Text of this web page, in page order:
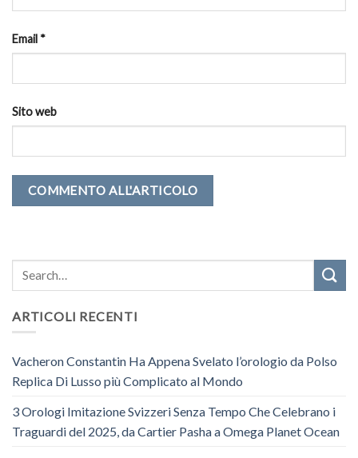
Email *
Sito web
ARTICOLI RECENTI
Vacheron Constantin Ha Appena Svelato l’orologio da Polso
Replica Di Lusso più Complicato al Mondo
3 Orologi Imitazione Svizzeri Senza Tempo Che Celebrano i
Traguardi del 2025, da Cartier Pasha a Omega Planet Ocean